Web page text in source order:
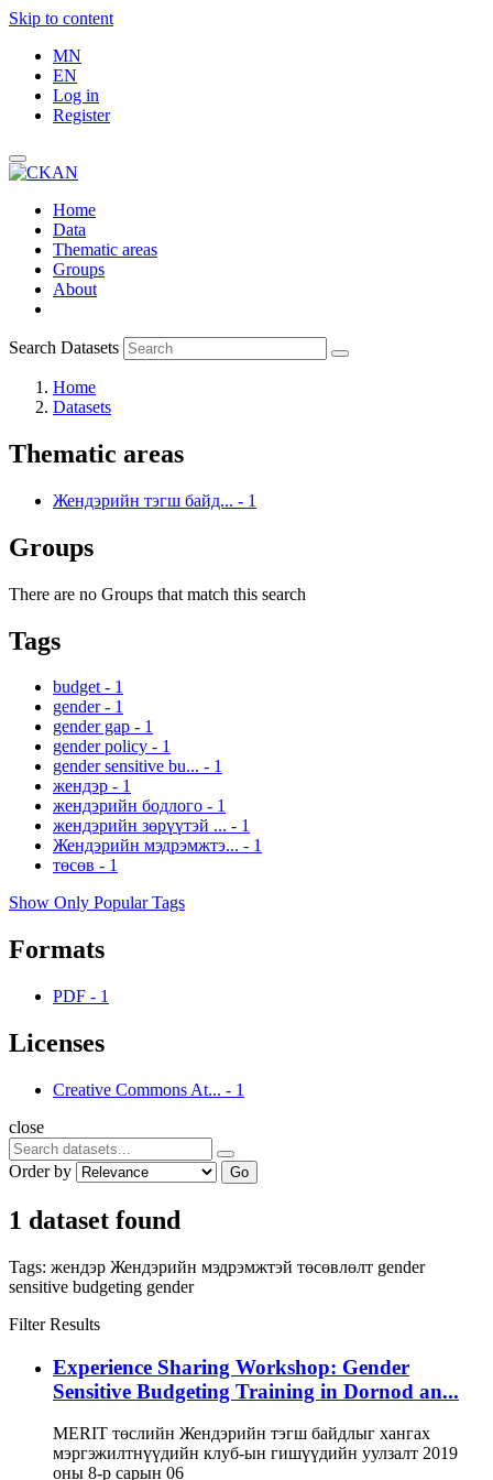
Skip to content
MN
EN
Log in
Register
Home
Data
Thematic areas
Groups
About
Search Datasets
Home
Datasets
Thematic areas
Жендэрийн тэгш байд... - 1
Groups
There are no Groups that match this search
Tags
budget - 1
gender - 1
gender gap - 1
gender policy - 1
gender sensitive bu... - 1
жендэр - 1
жендэрийн бодлого - 1
жендэрийн зөрүүтэй ... - 1
Жендэрийн мэдрэмжтэ... - 1
төсөв - 1
Show Only Popular Tags
Formats
PDF - 1
Licenses
Creative Commons At... - 1
close
Order by Go
1 dataset found
Tags: жендэр Жендэрийн мэдрэмжтэй төсөвлөлт gender
sensitive budgeting gender
Filter Results
Experience Sharing Workshop: Gender
Sensitive Budgeting Training in Dornod an...
MERIT төслийн Жендэрийн тэгш байдлыг хангах
мэргэжилтнүүдийн клуб-ын гишүүдийн уулзалт 2019
оны 8-р сарын 06